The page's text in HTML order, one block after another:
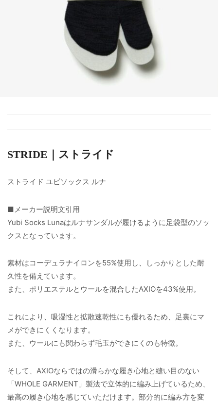
STRIDE｜ストライド
ストライド ユビソックス ルナ
■メーカー説明文引用
Yubi Socks Lunaはルナサンダルが履けるように足袋型のソッ
クスとなっています。
素材はコーデュラナイロンを55%使用し、しっかりとした耐
久性を備えています。
また、ポリエステルとウールを混合したAXIOを43%使用。
これにより、吸湿性と拡散速乾性にも優れるため、足裏にマ
メができにくくなります。
また、ウールにも関わらず毛玉ができにくのも特徴。
そして、AXIOならではの滑らかな履き心地と縫い目のない
「WHOLE GARMENT」製法で立体的に編み上げているため、
最高の履き心地を感じていただけます。部分的に編み方を変